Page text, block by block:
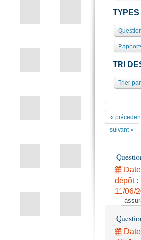
TYPES
TRI
Trier
«
suivant »
dépôt :
11/06/